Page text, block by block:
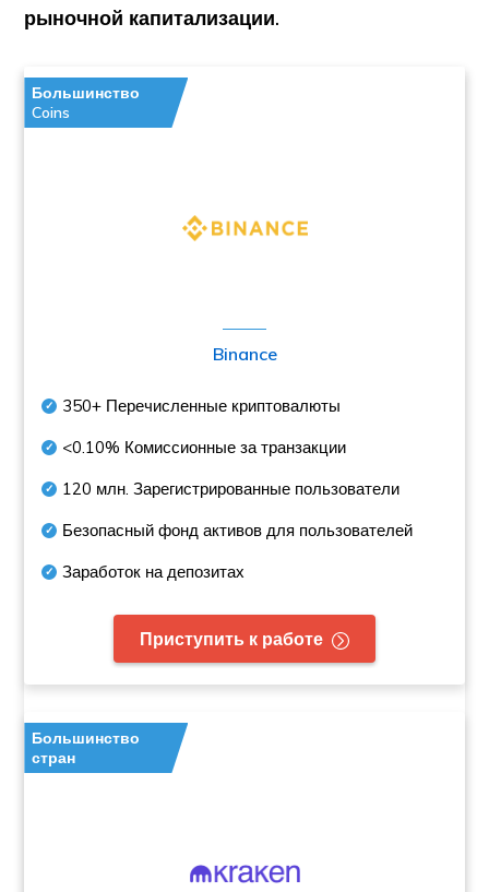
рыночной капитализации.
Большинство
Coins
Binance
350+ Перечисленные криптовалюты
<0.10% Комиссионные за транзакции
120 млн. Зарегистрированные пользователи
Безопасный фонд активов для пользователей
Заработок на депозитах
Приступить к работе
Большинство
стран